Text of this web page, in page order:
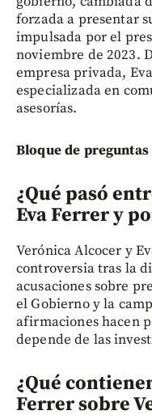
forzada a presentar
impulsada por el
noviembre de 2023.
empresa privada,
especializada en
asesorías.
Bloque de
¿Qué pasó
Eva Ferrer y
Verónica Alcocer y
controversia tras la
acusaciones sobre
el Gobierno y la
afirmaciones hacen
depende de las
¿Qué
Ferrer sobre